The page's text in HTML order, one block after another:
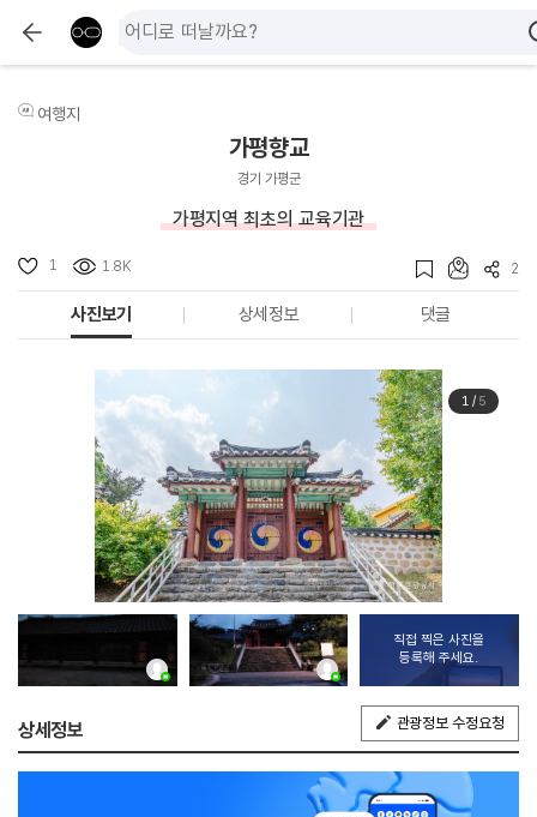
여행지
가평향교
경기 가평군
가평지역 최초의 교육기관
1 1.8K 2
사진보기 상세정보 댓글
1/ 5
직접 찍은 사진을
등록해 주세요.
상세정보 관광정보 수정요청